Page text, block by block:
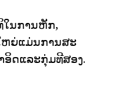
ໃນການຫັກ,
ຫຍ່ແມ່ນການສະ
ດແລະກຸ່ມທີສອງ.